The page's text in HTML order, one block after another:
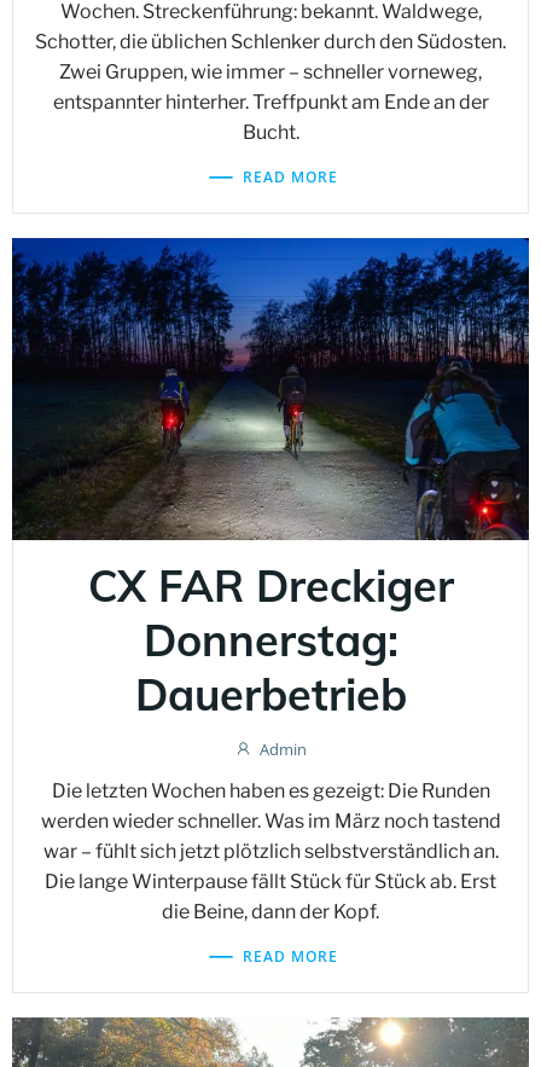
Wochen. Streckenführung: bekannt. Waldwege,
Schotter, die üblichen Schlenker durch den Südosten.
Zwei Gruppen, wie immer – schneller vorneweg,
entspannter hinterher. Treffpunkt am Ende an der
Bucht.
READ MORE
CX FAR Dreckiger
Donnerstag:
Dauerbetrieb
Admin
Die letzten Wochen haben es gezeigt: Die Runden
werden wieder schneller. Was im März noch tastend
war – fühlt sich jetzt plötzlich selbstverständlich an.
Die lange Winterpause fällt Stück für Stück ab. Erst
die Beine, dann der Kopf.
READ MORE